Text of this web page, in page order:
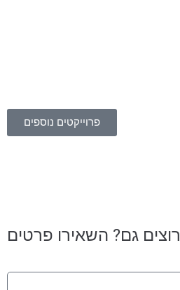
פרוייקטים נוספים
רוצים גם? השאירו פרטים